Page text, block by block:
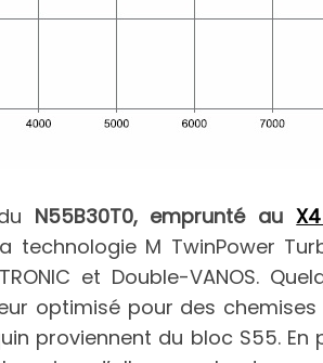
N55B30T0, emprunté au
technologie M TwinPower
et Double-VANOS.
optimisé pour des
proviennent du bloc S55. En